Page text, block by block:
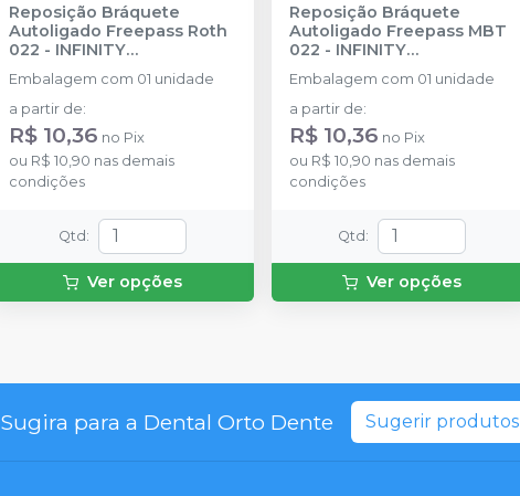
Reposição Bráquete
Autoligado Freepass Roth
022 - INFINITY
ORTHODONTICS
Embalagem com 01 unidade
a partir de:
R$ 10,36 no Pix
ou R$ 10,90 nas demais
condições
Qtd :
Ver opções
Reposição Bráquete
Autoligado Freepass MBT
022 - INFINITY
ORTHODONTICS
Embalagem com 01 unidade
a partir de:
R$ 10,36 no Pix
ou R$ 10,90 nas demais
condições
Qtd :
Ver opções
Sugira para a Dental Orto Dente Sugerir produtos